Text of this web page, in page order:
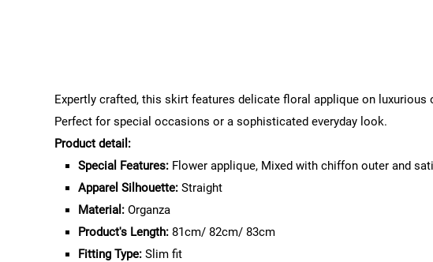
Expertly crafted, this skirt features delicate floral applique on
Perfect for special occasions or a sophisticated everyday look.
Product detail:
Special Features: Flower applique, Mixed with chiffon outer and
Apparel Silhouette: Straight
Material: Organza
Product's Length: 81cm/ 82cm/ 83cm
Fitting Type: Slim fit